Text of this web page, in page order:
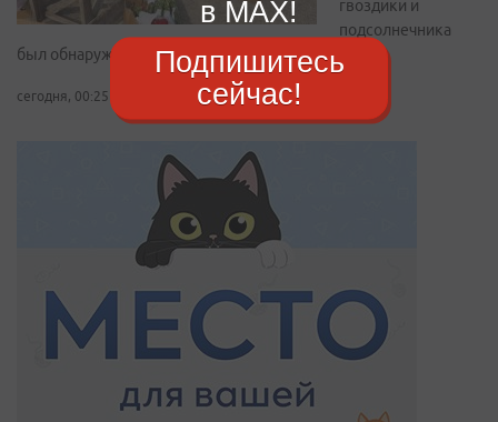
гвоздики и
подсолнечника
был обнаружен западный цветочный трипс
сегодня, 00:25
в MAX!
Подпишитесь
сейчас!